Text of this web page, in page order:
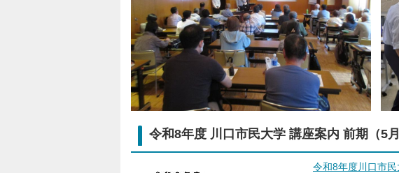
令和8年度 川口市民大学 講座案内 前期（5
令和8年度川口市